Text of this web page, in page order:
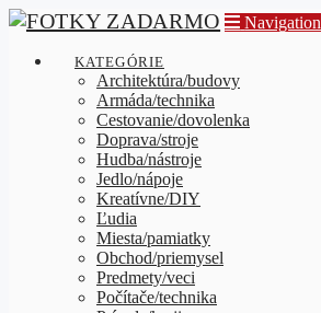
Navigation
KATEGÓRIE
Architektúra/budovy
Armáda/technika
Cestovanie/dovolenka
Doprava/stroje
Hudba/nástroje
Jedlo/nápoje
Kreatívne/DIY
Ľudia
Miesta/pamiatky
Obchod/priemysel
Predmety/veci
Počítače/technika